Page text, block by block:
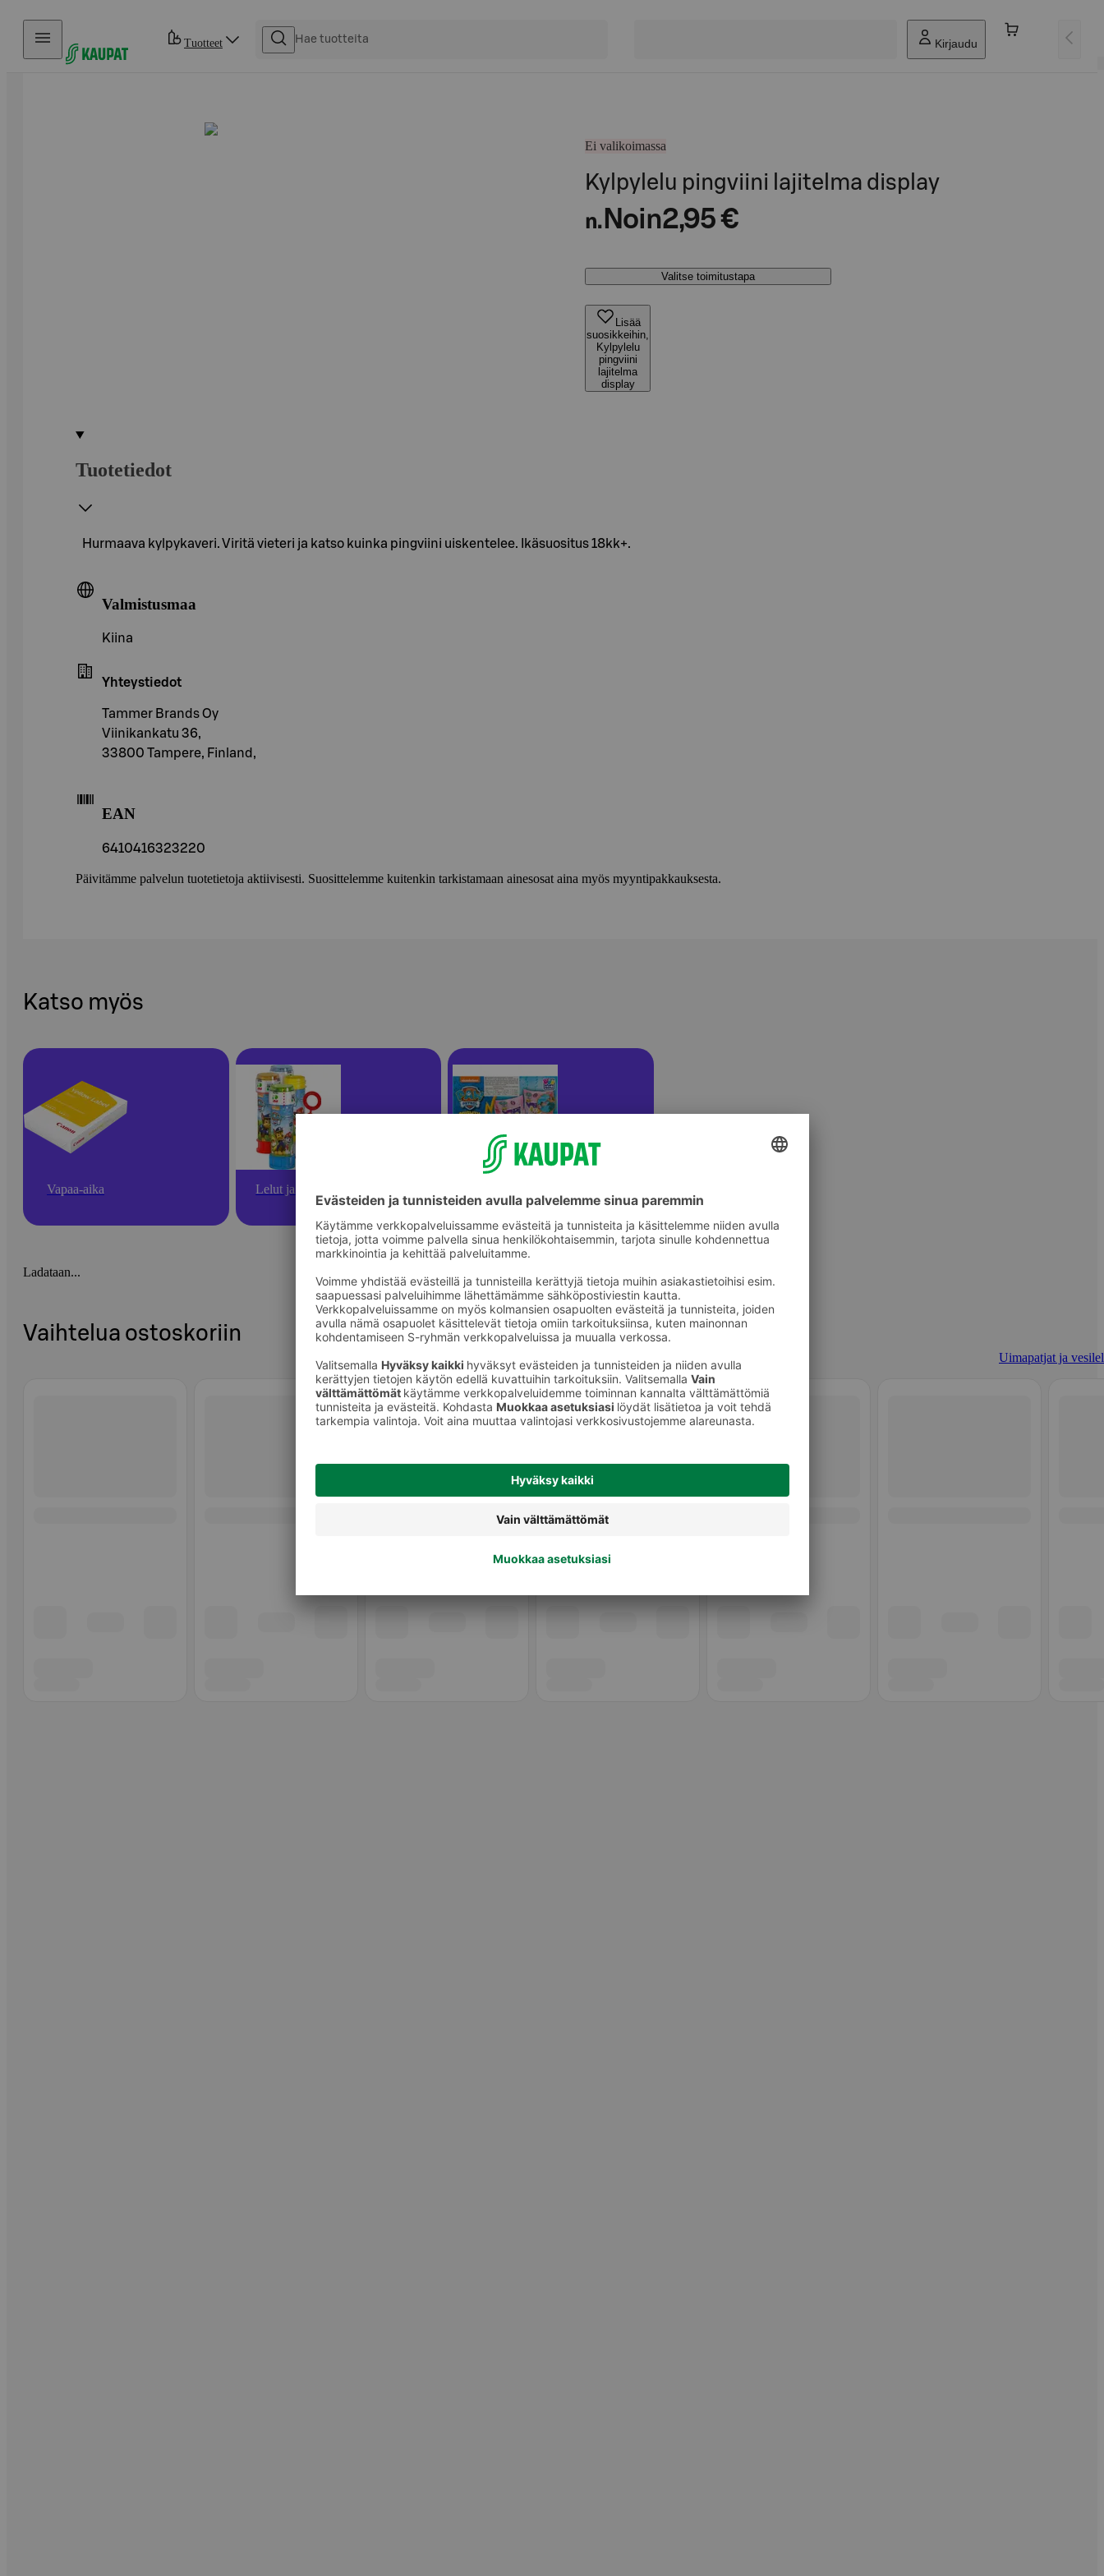
Hyppää sisältöön
Tuotteet Kirjaudu
Ei valikoimassa
Kylpylelu pingviini lajitelma display
n. Noin2,95 €
Valitse toimitustapa
Lisää
suosikkeihin,
Kylpylelu
pingviini
lajitelma
display
Tuotetiedot
Hurmaava kylpykaveri. Viritä vieteri ja katso kuinka pingviini uiskentelee. Ikäsuositus 18kk+.
Valmistusmaa
Kiina
Yhteystiedot
Tammer Brands Oy
Viinikankatu 36,
33800 Tampere, Finland,
EAN
6410416323220
Päivitämme palvelun tuotetietoja aktiivisesti. Suosittelemme kuitenkin tarkistamaan ainesosat aina myös myyntipakkauksesta.
Katso myös
Vapaa-aika Lelut ja pelit
Ladataan...
Vaihtelua ostoskoriin
Uimapatjat ja